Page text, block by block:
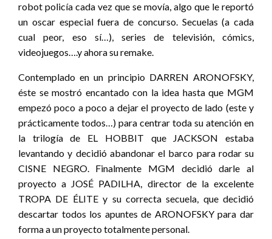
robot policía cada vez que se movía, algo que le reportó
un oscar especial fuera de concurso. Secuelas (a cada
cual peor, eso sí…), series de televisión, cómics,
videojuegos….y ahora su remake.
Contemplado en un principio DARREN ARONOFSKY,
éste se mostró encantado con la idea hasta que MGM
empezó poco a poco a dejar el proyecto de lado (este y
prácticamente todos…) para centrar toda su atención en
la trilogía de EL HOBBIT que JACKSON estaba
levantando y decidió abandonar el barco para rodar su
CISNE NEGRO. Finalmente MGM decidió darle al
proyecto a JOSÉ PADILHA, director de la excelente
TROPA DE ÉLITE y su correcta secuela, que decidió
descartar todos los apuntes de ARONOFSKY para dar
forma a un proyecto totalmente personal.